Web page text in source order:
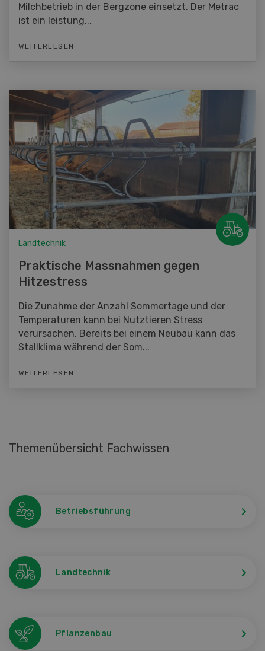
Milchbetrieb in der Bergzone einsetzt. Der Metrac
ist ein leistung...
WEITERLESEN
Landtechnik
Praktische Massnahmen gegen
Hitzestress
Die Zunahme der Anzahl Sommertage und der
Temperaturen kann bei Nutztieren Stress
verursachen. Bereits bei einem Neubau kann das
Stallklima während der Som...
WEITERLESEN
Themenübersicht Fachwissen
Betriebsführung
Landtechnik
Pflanzenbau